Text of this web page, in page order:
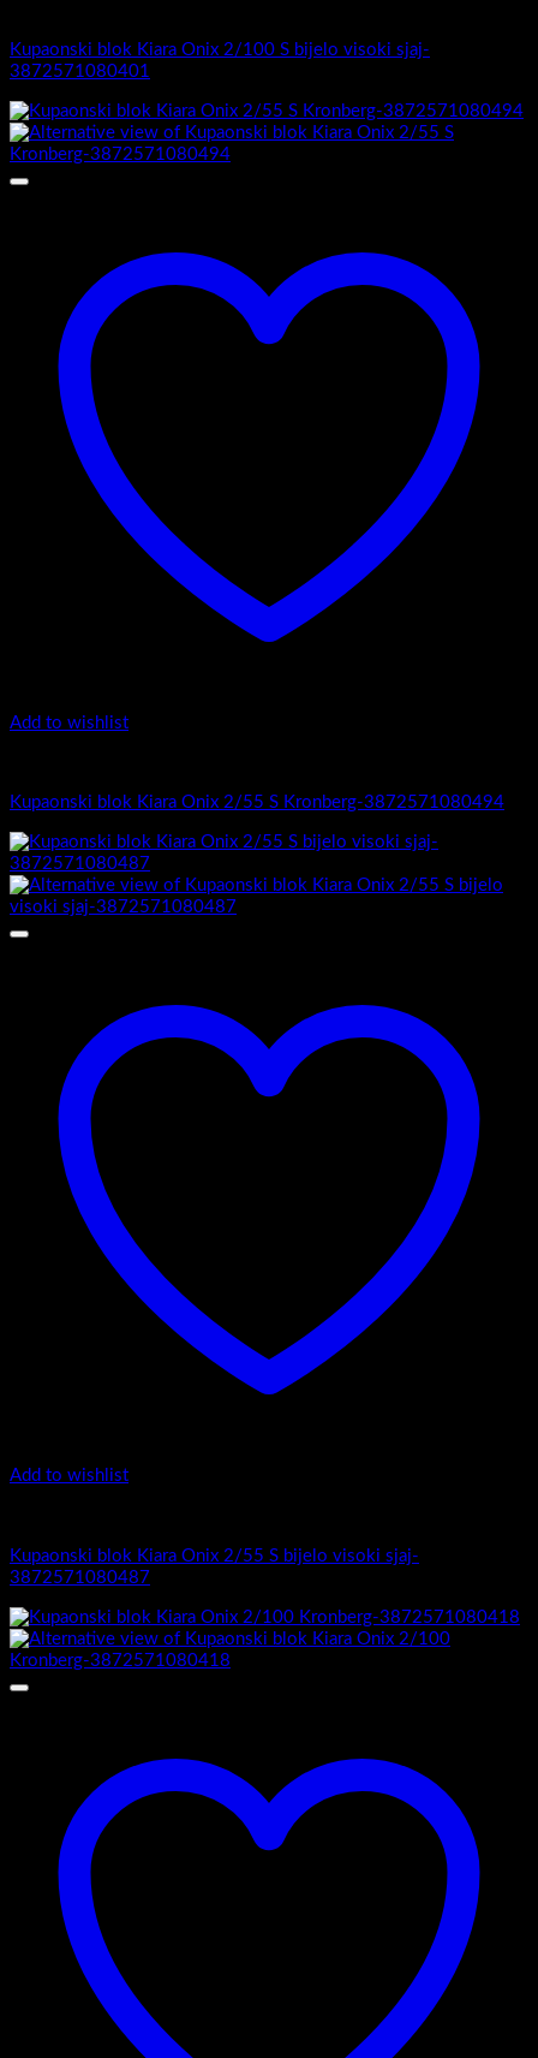
Kupaonski blok Kiara Onix 2/100 S bijelo visoki sjaj-
3872571080401
Add to wishlist
Kupaonski blok Kiara Onix 2/55 S Kronberg-3872571080494
Add to wishlist
Kupaonski blok Kiara Onix 2/55 S bijelo visoki sjaj-
3872571080487